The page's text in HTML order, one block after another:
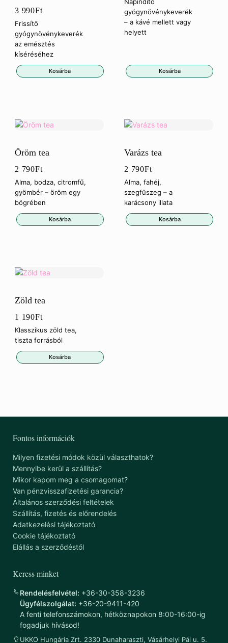
3 990Ft
Frissítő
gyógynövénykeverék
az emésztés
kíséréséhez
Kosárba
Napindító
gyógynövénykeverék
– a kávé mellett vagy
helyett
Kosárba
Öröm tea
2 790Ft
Alma, bodza, citromfű,
gyömbér – öröm egy
bögrében
Kosárba
Varázs tea
2 790Ft
Alma, fahéj,
szegfűszeg – a
karácsony illata
Kosárba
Zöld tea
1 190Ft
Klasszikus zöld tea,
tiszta forrásból
Kosárba
Fontos információk
Milyen fizetési módok közül választhatok?
Mennyibe kerül a szállítás?
Mikor kapom meg a csomagomat?
Van pénzvisszafizetési garancia?
Általános szerződési feltételek
Szállítás, fizetés és előrendelés
Adatkezelési tájékoztató
Cookie tájékoztató
Elállás a szerződéstől
Keress minket
Rendelésfelvétel: +36-30-358-3236
Ügyfélszolgálat: +36-20-9411-420
A fenti telefonszámokon, hétköznapokon 8:00-16:00-ig
fogadjuk hívásod!
UKKO Hungária Zrt. 2330 Dunaharaszti, Vásárhelyi Pál u. 5.